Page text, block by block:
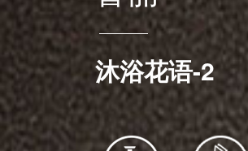
沐浴花语-2